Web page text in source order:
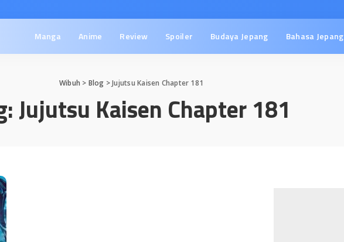
Manga Anime Review Spoiler Budaya Jepang Bahasa Jepang
Wibuh > Blog >Jujutsu Kaisen Chapter 181
Jujutsu Kaisen Chapter 181